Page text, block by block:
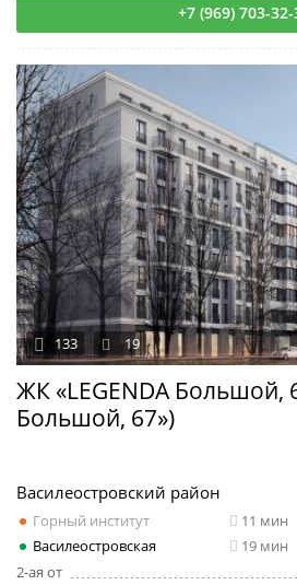
+7 (969) 703-
ЖК «LEGENDA Большой,
Большой, 67»)
133 19
Василеостровский район
Горный институт 11 мин
Василеостровская
19 мин
2-ая от